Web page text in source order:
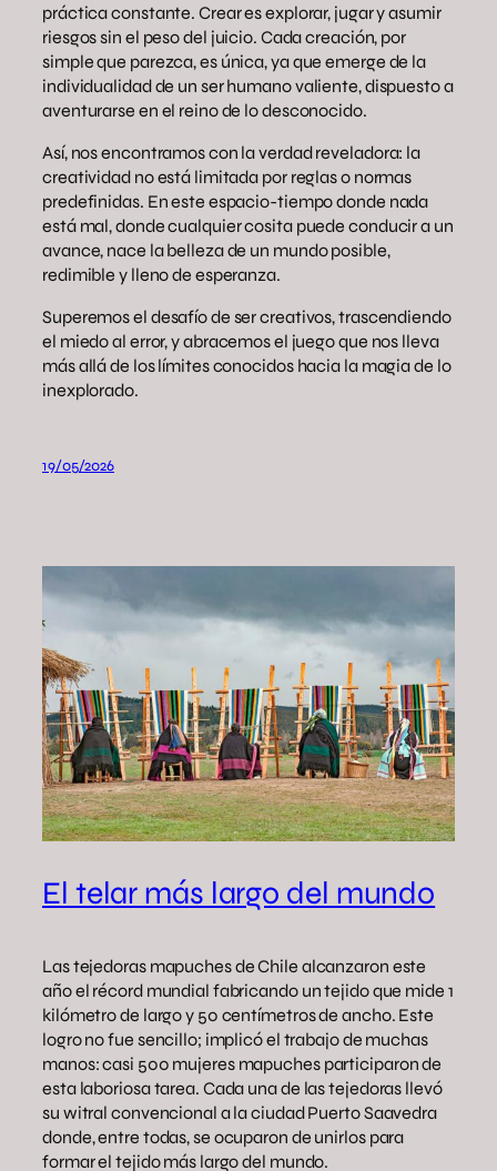
práctica constante. Crear es explorar, jugar y asumir
riesgos sin el peso del juicio. Cada creación, por
simple que parezca, es única, ya que emerge de la
individualidad de un ser humano valiente, dispuesto a
aventurarse en el reino de lo desconocido.
Así, nos encontramos con la verdad reveladora: la
creatividad no está limitada por reglas o normas
predefinidas. En este espacio-tiempo donde nada
está mal, donde cualquier cosita puede conducir a un
avance, nace la belleza de un mundo posible,
redimible y lleno de esperanza.
Superemos el desafío de ser creativos, trascendiendo
el miedo al error, y abracemos el juego que nos lleva
más allá de los límites conocidos hacia la magia de lo
inexplorado.
19/05/2026
El telar más largo del mundo
Las tejedoras mapuches de Chile alcanzaron este
año el récord mundial fabricando un tejido que mide 1
kilómetro de largo y 50 centímetros de ancho. Este
logro no fue sencillo; implicó el trabajo de muchas
manos: casi 500 mujeres mapuches participaron de
esta laboriosa tarea. Cada una de las tejedoras llevó
su witral convencional a la ciudad Puerto Saavedra
donde, entre todas, se ocuparon de unirlos para
formar el tejido más largo del mundo.